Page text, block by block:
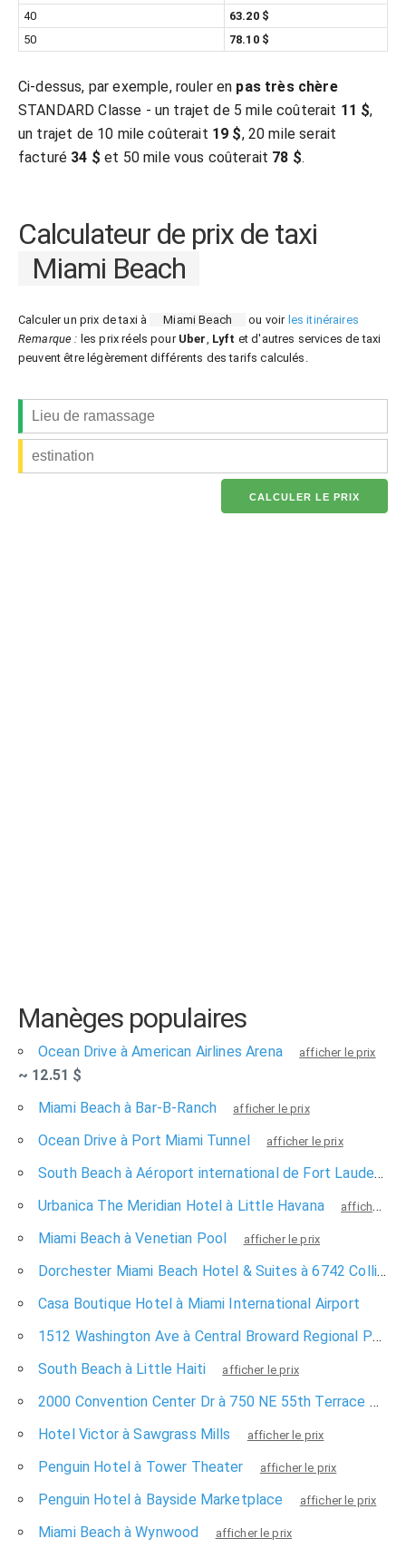
40
63.20 $
50
78.10 $
Ci-dessus, par exemple, rouler en pas très chère
STANDARD Classe - un trajet de 5 mile coûterait 11 $,
un trajet de 10 mile coûterait 19 $, 20 mile serait
facturé 34 $ et 50 mile vous coûterait 78 $.
Calculateur de prix de taxi
Miami Beach
Calculer un prix de taxi à Miami Beach ou voir les itinéraires
Remarque : les prix réels pour Uber, Lyft et d'autres services de taxi
peuvent être légèrement différents des tarifs calculés.
Manèges populaires
Ocean Drive à American Airlines Arena afficher le prix
~ 12.51 $
Miami Beach à Bar-B-Ranch
afficher le prix
Ocean Drive à Port Miami Tunnel afficher le prix
South Beach à Aéroport international de Fort Lauderdale-Hollywood
Urbanica The Meridian Hotel à Little Havana
afficher le prix
Miami Beach à Venetian Pool afficher le prix
Dorchester Miami Beach Hotel & Suites à 6742 Collins Ave
Casa Boutique Hotel à Miami International Airport
1512 Washington Ave à Central Broward Regional Park & Stadium
South Beach à Little Haiti
afficher le prix
2000 Convention Center Dr à 750 NE 55th Terrace
Hotel Victor à Sawgrass Mills afficher le prix
Penguin Hotel à Tower Theater afficher le prix
Penguin Hotel à Bayside Marketplace afficher le prix
Miami Beach à Wynwood afficher le prix